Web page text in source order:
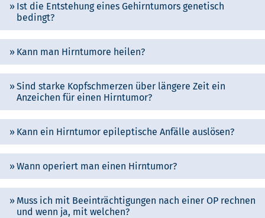
Ist die Entstehung eines Gehirntumors genetisch
bedingt?
Kann man Hirntumore heilen?
Sind starke Kopfschmerzen über längere Zeit ein
Anzeichen für einen Hirntumor?
Kann ein Hirntumor epileptische Anfälle auslösen?
Wann operiert man einen Hirntumor?
Muss ich mit Beeinträchtigungen nach einer OP rechnen
und wenn ja, mit welchen?